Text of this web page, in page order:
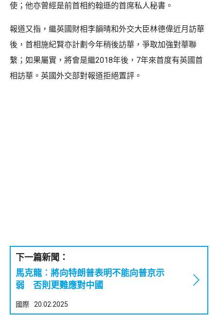
使；他亦曾經是前首相約翰遜的首席私人秘書。
報道又指，繼英國財相李韻晴和外交大臣林德偉近月訪華
後，首相施紀賢亦計劃今年稍後訪華，爭取加強對華聯
繫；如果屬實，將會是繼2018年後，7年來首度有英國首
相訪華。英國外交部對報道拒絕置評。
下一篇新聞：
馬克龍︰將向特朗普表明不能向普京示
弱 否則更難應對中國
國際 20.02.2025